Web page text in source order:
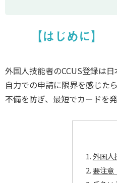
【はじめに】
外国人技能者のCCUS登録は
自力での申請に限界を感じた
不備を防ぎ、最短でカードを
外国人
要注意